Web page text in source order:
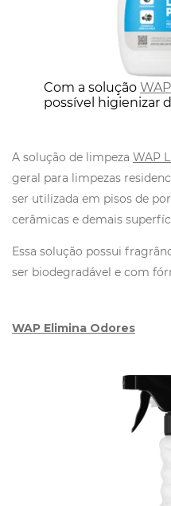
Com a solução
possível higienizar
A solução de limpeza WAP
geral para limpezas
ser utilizada em pisos de
cerâmicas e demais
Essa solução possui
ser biodegradável e com
WAP Elimina Odores